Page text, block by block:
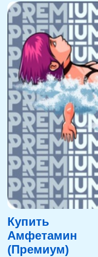
Купить
Амфетамин
(Премиум)